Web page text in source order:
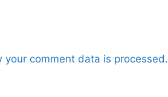
your comment data is processed.